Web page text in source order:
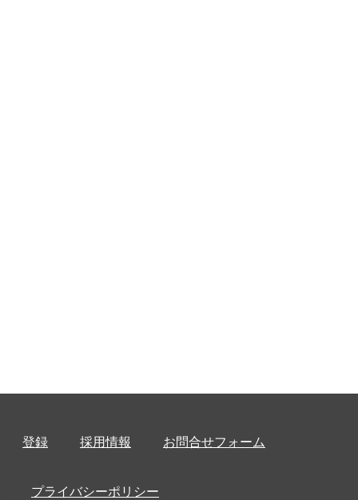
登録 採用情報 お問合せフォーム
プライバシーポリシー